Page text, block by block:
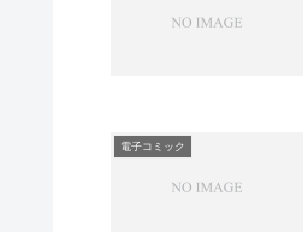
電子コミック